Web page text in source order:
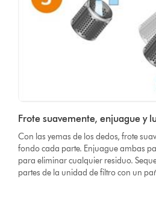
Frote suavemente, enjuague y
Con las yemas de los dedos, frote
fondo cada parte. Enjuague ambas
para eliminar cualquier residuo.
partes de la unidad de filtro con un